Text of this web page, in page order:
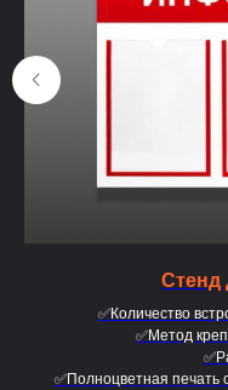
Стенд
✅Количество
✅Метод
✅Полноцветная печать